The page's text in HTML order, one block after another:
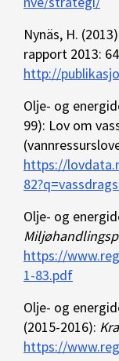
Nynäs, H.
rapport 2013:
http://
Olje- og
99): Lov om
https://
Olje- og
https://
1-83.pdf
Olje- og
(2015-2016):
https://